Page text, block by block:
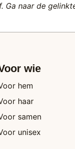
Ga naar de
wie
hem
haar
samen
unisex